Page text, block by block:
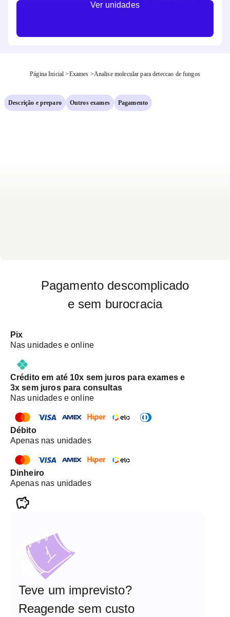
Ver unidades
Página Inicial >Exames >Analise molecular para deteccao de fungos
Descrição e preparo Outros exames Pagamento
Pagamento descomplicado
e sem burocracia
Pix
Nas unidades e online
Crédito em até 10x sem juros para exames e
3x sem juros para consultas
Nas unidades e online
Débito
Apenas nas unidades
Dinheiro
Apenas nas unidades
Teve um imprevisto?
Reagende sem custo